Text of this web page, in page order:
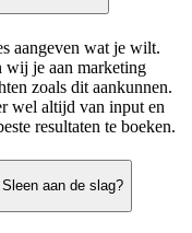
aangeven wat je wilt.
wij je aan marketing
zoals dit aankunnen.
wel altijd van input en
resultaten te boeken.
aan de slag?